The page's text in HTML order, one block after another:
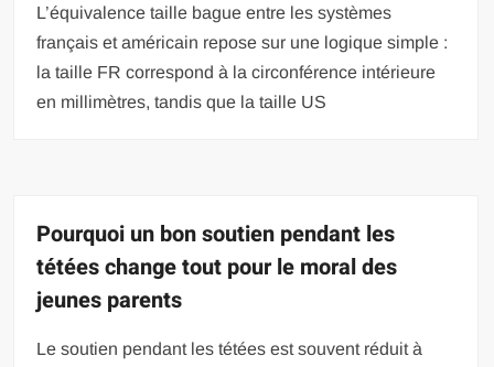
L’équivalence taille bague entre les systèmes
français et américain repose sur une logique simple :
la taille FR correspond à la circonférence intérieure
en millimètres, tandis que la taille US
Pourquoi un bon soutien pendant les
tétées change tout pour le moral des
jeunes parents
Le soutien pendant les tétées est souvent réduit à